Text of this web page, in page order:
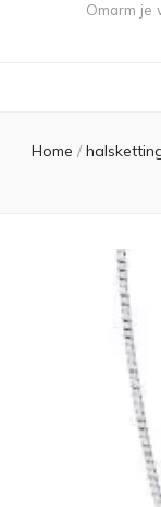
Omarm je
Home /